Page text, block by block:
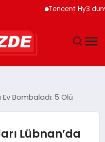
Tencent Hy3 dünya
Bombaladı: 5 Ölü
Lübnan’da